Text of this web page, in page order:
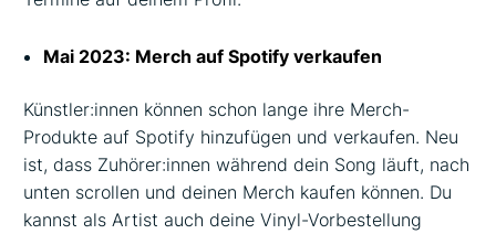
Mai 2023: Merch auf Spotify verkaufen
Künstler:innen können schon lange ihre Merch-
Produkte auf Spotify hinzufügen und verkaufen. Neu
ist, dass Zuhörer:innen während dein Song läuft, nach
unten scrollen und deinen Merch kaufen können. Du
kannst als Artist auch deine Vinyl-Vorbestellung